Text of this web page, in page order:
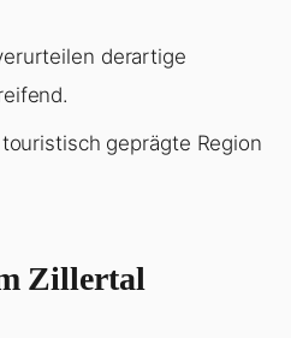
derartige
geprägte Region
Zillertal